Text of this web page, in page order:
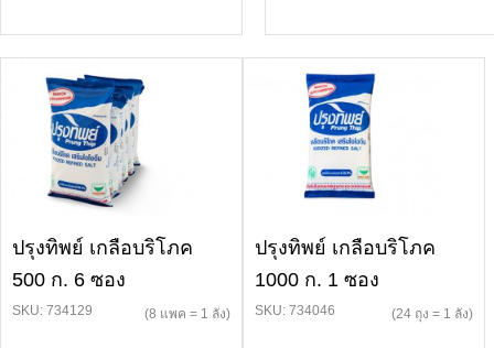
ปรุงทิพย์ เกลือบริโภค
500 ก. 6 ซอง
SKU: 734129 (8 แพค = 1 ลัง)
ปรุงทิพย์ เกลือบริโภค
1000 ก. 1 ซอง
SKU: 734046 (24 ถุง = 1 ลัง)